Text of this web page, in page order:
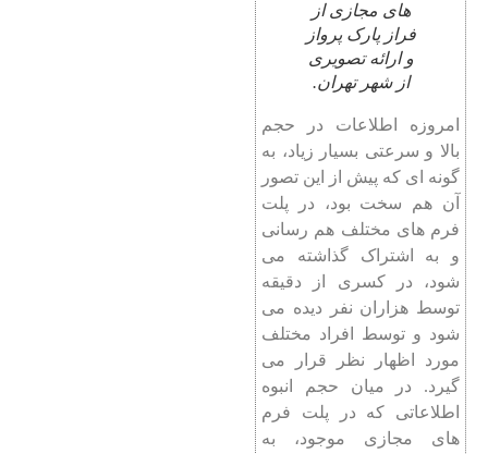
های مجازی از
فراز پارک پرواز
و ارائه تصویری
از شهر تهران.
امروزه اطلاعات در حجم
بالا و سرعتی بسیار زیاد، به
گونه ای که پیش از این تصور
آن هم سخت بود، در پلت
فرم های مختلف هم رسانی
و به اشتراک گذاشته می
شود، در کسری از دقیقه
توسط هزاران نفر دیده می
شود و توسط افراد مختلف
مورد اظهار نظر قرار می
گیرد. در میان حجم انبوه
اطلاعاتی که در پلت فرم
های مجازی موجود، به